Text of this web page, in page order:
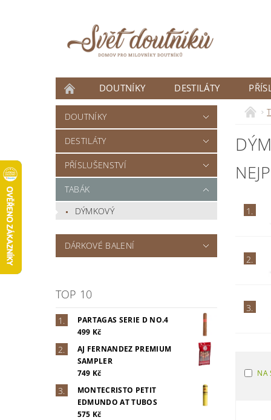
DOUTNÍKY DESTILÁTY
ČLÁNKY
DOUTNÍKY
DESTILÁTY
PŘÍSLUŠENSTVÍ
TABÁK
DÝMKOVÝ
DÁRKOVÉ BALENÍ
TOP 10
PARTAGAS SERIE D NO.4
499 Kč
AJ FERNANDEZ PREMIUM
SAMPLER
749 Kč
MONTECRISTO PETIT
EDMUNDO AT TUBOS
575 Kč
1.
2.
3.
NA